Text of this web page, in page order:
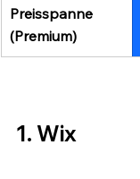
Preisspanne
(Premium)
1. Wix